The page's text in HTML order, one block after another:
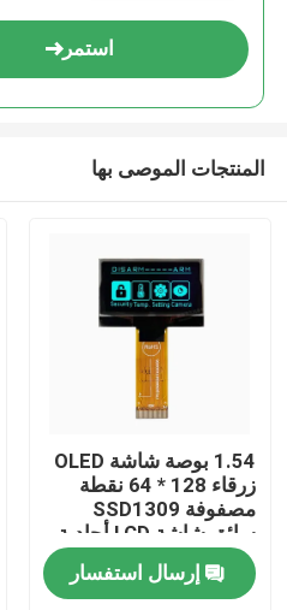
بيت
استمر
المنتجات الموصى بها
1.54 بوصة شاشة OLED
زرقاء 128 * 64 نقطة
مصفوفة SSD1309
سائق شاشة LCD أحادية
اللون
إرسال استفسار